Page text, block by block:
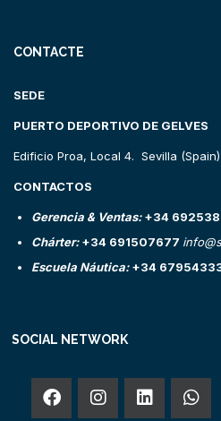
CONTACTE
SEDE
PUERTO DEPORTIVO DE GELVES
Edificio Proa, Local 4. Sevilla (Spain)
CONTACTOS
Gerencia & Ventas:+34
Chárter:+34 691507677
Escuela Náutica:+34
SOCIAL NETWORK